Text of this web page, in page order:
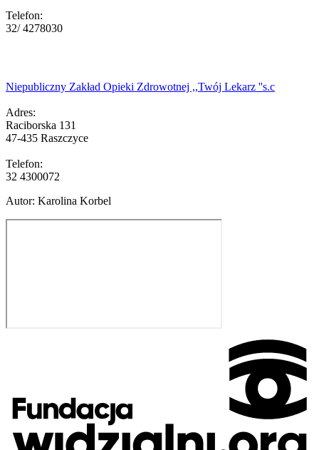
Telefon:
32/ 4278030
Niepubliczny Zakład Opieki Zdrowotnej ,,Twój Lekarz ''s.c
Adres:
Raciborska 131
47-435 Raszczyce
Telefon:
32 4300072
Autor: Karolina Korbel